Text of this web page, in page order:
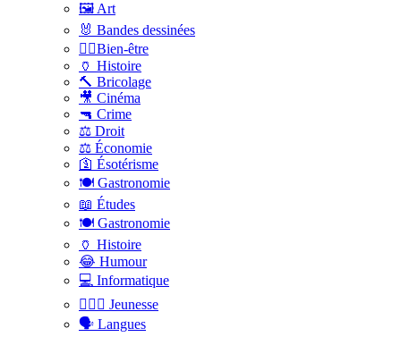
🖼️ Art
🐰 Bandes dessinées
🧑‍⚕️Bien-être
🏺 Histoire
🔨 Bricolage
🎥 Cinéma
🔫 Crime
⚖️ Droit
⚖️ Économie
🛐 Ésotérisme
🍽️ Gastronomie
📖 Études
🍽️ Gastronomie
🏺 Histoire
😂 Humour
💻 Informatique
🤸🏽‍♀️ Jeunesse
🗣 Langues